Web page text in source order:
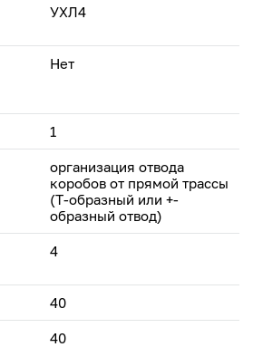
УХЛ4
Нет
1
организация отвода
коробов от прямой трассы
(Т-образный или +-
образный отвод)
4
40
40